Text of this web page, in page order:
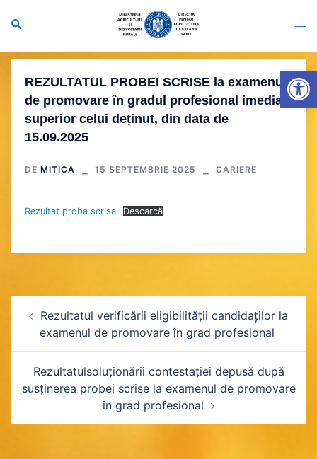
REZULTATUL PROBEI SCRISE la examenul
de promovare în gradul profesional imediat
superior celui deținut, din data de
15.09.2025
DE MITICA 15 SEPTEMBRIE 2025 CARIERE
Rezultat proba scrisa Descarcă
Navigare
articole
Rezultatul verificării eligibilităţii candidaţilor la
examenul de promovare în grad profesional
Rezultatulsoluționării contestației depusă după
susținerea probei scrise la examenul de promovare
în grad profesional